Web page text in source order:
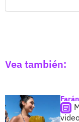
Vea también: